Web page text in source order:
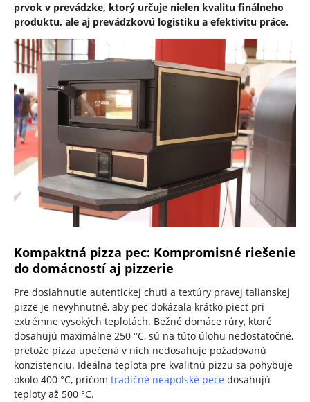
prvok v prevádzke, ktorý určuje nielen kvalitu finálneho
produktu, ale aj prevádzkovú logistiku a efektivitu práce.
Kompaktná pizza pec: Kompromisné riešenie
do domácností aj pizzerie
Pre dosiahnutie autentickej chuti a textúry pravej talianskej
pizze je nevyhnutné, aby pec dokázala krátko piecť pri
extrémne vysokých teplotách. Bežné domáce rúry, ktoré
dosahujú maximálne 250 °C, sú na túto úlohu nedostatočné,
pretože pizza upečená v nich nedosahuje požadovanú
konzistenciu. Ideálna teplota pre kvalitnú pizzu sa pohybuje
okolo 400 °C, pričom tradičné neapolské pece dosahujú
teploty až 500 °C.